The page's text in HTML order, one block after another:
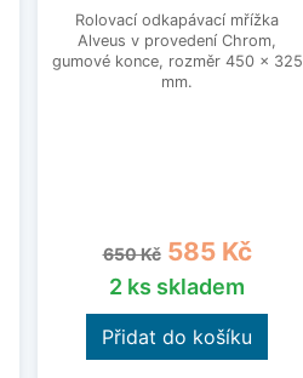
Rolovací odkapávací mřížka
Alveus v provedení Chrom,
gumové konce, rozměr 450 x 325
mm.
Běžná cena
650 Kč Cena
585 Kč
2 ks skladem
Přidat do košíku